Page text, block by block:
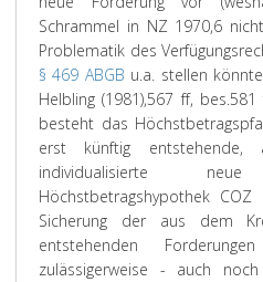
Schrammel in NZ 1970,6
Problematik des
§ 469 ABGB u.a. stellen
Helbling (1981),567 ff,
besteht das
erst künftig entstehende,
individualisierte neue
Höchstbetragshypothek
Sicherung der aus dem
entstehenden
zulässigerweise - auch